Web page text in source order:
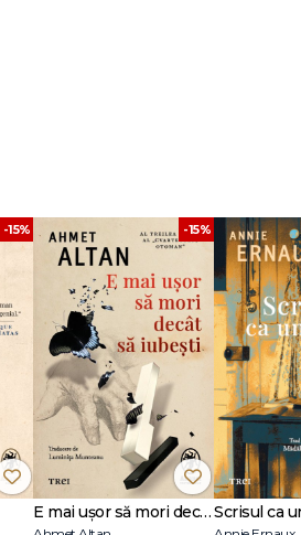
lumea. Indiferent dacă vrei să explorezi
locurile celebre ale planetei, această
despre personalități celebre,
cu ilustrații, hărți și repere
la întrebări frecvente și interesante pentru
-15% -15%
E mai ușor să mori decât să iubești (seria Cvartetul Otoman, vol.3)Scrisul ca